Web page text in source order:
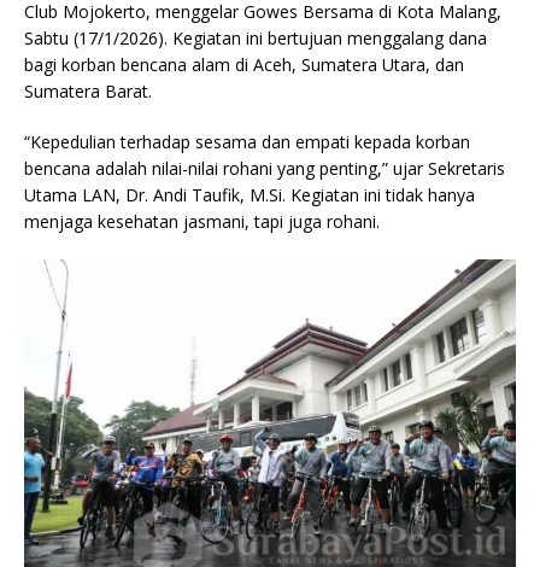
Club Mojokerto, menggelar Gowes Bersama di Kota Malang,
Sabtu (17/1/2026). Kegiatan ini bertujuan menggalang dana
bagi korban bencana alam di Aceh, Sumatera Utara, dan
Sumatera Barat.
“Kepedulian terhadap sesama dan empati kepada korban
bencana adalah nilai-nilai rohani yang penting,” ujar Sekretaris
Utama LAN, Dr. Andi Taufik, M.Si. Kegiatan ini tidak hanya
menjaga kesehatan jasmani, tapi juga rohani.